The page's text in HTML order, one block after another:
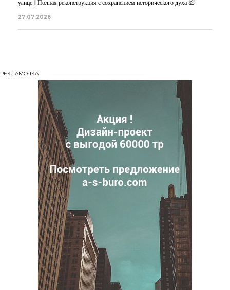
улице | Полная реконструкция с сохранением исторического духа 🛀
27.07.2026
РЕКЛАМОЧКА